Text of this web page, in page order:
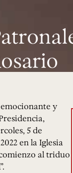
y
5 de
en la Iglesia
al triduo